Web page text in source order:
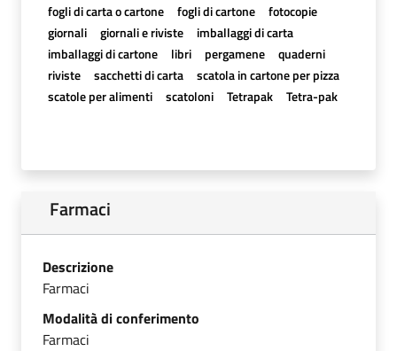
fogli di carta o cartone
fogli di cartone
fotocopie
giornali
giornali e riviste
imballaggi di carta
imballaggi di cartone
libri pergamene
quaderni
riviste
sacchetti di carta
scatola in cartone per pizza
scatole per alimenti
scatoloni Tetrapak Tetra-pak
Farmaci
Descrizione
Farmaci
Modalità di conferimento
Farmaci